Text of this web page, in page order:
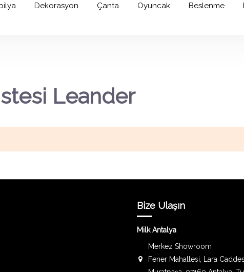
Dekorasyon Çanta Oyuncak Beslenme
Leander
Bize Ulaşın
Milk Antalya
Merkez Showroom
Fener Mahallesi, Lara